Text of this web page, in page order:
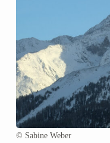
© Sabine Weber